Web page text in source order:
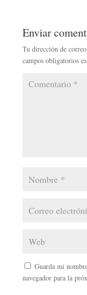
Enviar
Tu dirección de
campos obligatorios
Guarda mi
navegador para la